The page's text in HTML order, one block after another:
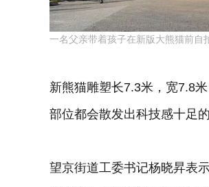
一名父亲带着孩子在新版大熊猫前自
新熊猫雕塑长7.3米，宽7.8
部位都会散发出科技感十足的
望京街道工委书记杨晓昇表